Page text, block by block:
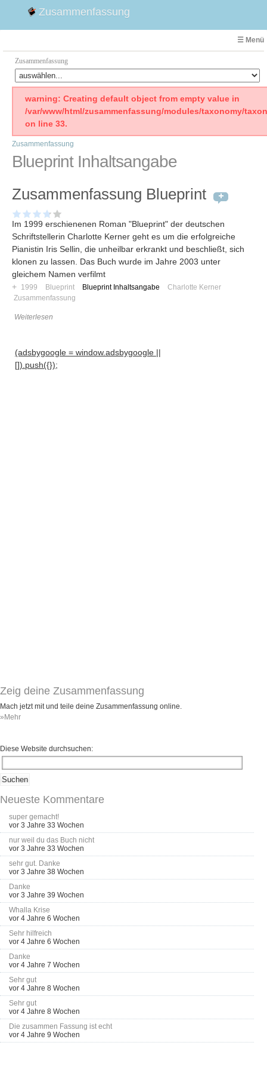
Zusammenfassung
☰ Menü
Zusammenfassung
Faust
Willhelm Tell
Emilia Galotti
1. Weltkrieg Zusammenfassung
Weimarer Republik
Die Räuber
Maria Stuart
warning: Creating default object from empty value in
/var/www/html/zusammenfassung/modules/taxonomy/
on line 33.
Zusammenfassung
Blueprint Inhaltsangabe
Zusammenfassung Blueprint
Im 1999 erschienenen Roman "Blueprint" der deutschen
Schriftstellerin Charlotte Kerner geht es um die erfolgreiche
Pianistin Iris Sellin, die unheilbar erkrankt und beschließt, sich
klonen zu lassen. Das Buch wurde im Jahre 2003 unter
gleichem Namen verfilmt
+ 1999 Blueprint Blueprint Inhaltsangabe
Charlotte Kerner
Zusammenfassung
Weiterlesen
(adsbygoogle = window.adsbygoogle ||
[]).push({});
Zeig deine Zusammenfassung
Mach jetzt mit und teile deine Zusammenfassung online.
»Mehr
Diese Website durchsuchen:
Neueste Kommentare
super gemacht!
vor 3 Jahre 33 Wochen
nur weil du das Buch nicht
vor 3 Jahre 33 Wochen
sehr gut. Danke
vor 3 Jahre 38 Wochen
Danke
vor 3 Jahre 39 Wochen
Whalla Krise
vor 4 Jahre 6 Wochen
Sehr hilfreich
vor 4 Jahre 6 Wochen
Danke
vor 4 Jahre 7 Wochen
Sehr gut
vor 4 Jahre 8 Wochen
Sehr gut
vor 4 Jahre 8 Wochen
Die zusammen Fassung ist echt
vor 4 Jahre 9 Wochen